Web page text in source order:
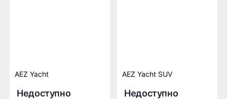
AEZ Yacht
Недоступно
AEZ Yacht SUV
Недоступно